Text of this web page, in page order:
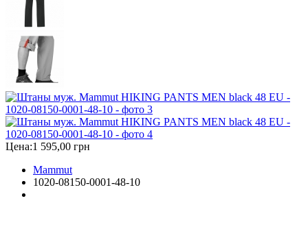
Цена:1 595,00 грн
Mammut
1020-08150-0001-48-10